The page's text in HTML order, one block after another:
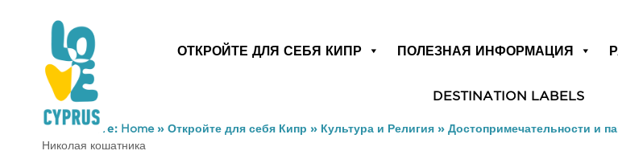
ОТКРОЙТЕ ДЛЯ СЕБЯ КИПР ПОЛЕЗНАЯ ИНФОРМАЦИЯ
DESTINATION LABELS
You are here: Home» Откройте для себя Кипр » Культура и Религия » Достопримечательности и
Николая кошатника